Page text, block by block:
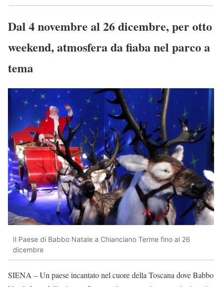
Dal 4 novembre al 26 dicembre, per otto
weekend, atmosfera da fiaba nel parco a
tema
Il Paese di Babbo Natale a Chianciano Terme fino al 26
dicembre
SIENA – Un paese incantato nel cuore della Toscana dove Babbo